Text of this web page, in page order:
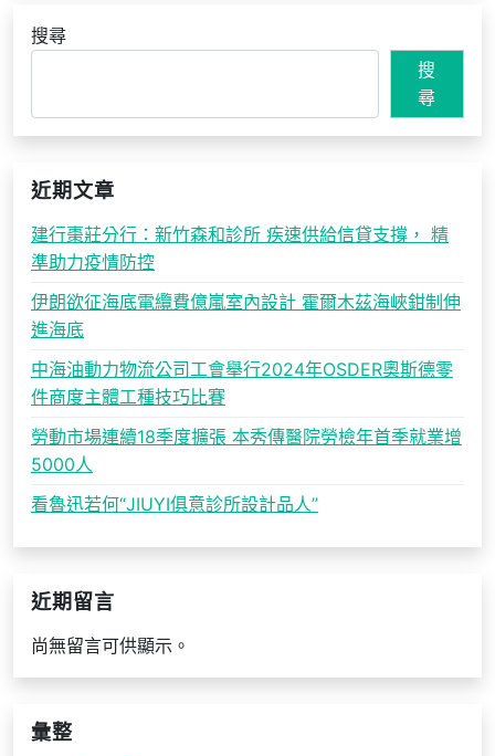
搜尋
搜
尋
近期文章
建行棗莊分行：新竹森和診所 疾速供給信貸支撐， 精
準助力疫情防控
伊朗欲征海底電纜費億嵐室內設計 霍爾木茲海峽鉗制伸
進海底
中海油動力物流公司工會舉行2024年OSDER奧斯德零
件商度主體工種技巧比賽
勞動市場連續18季度擴張 本秀傳醫院勞檢年首季就業增
5000人
看魯迅若何“JIUYI俱意診所設計品人”
近期留言
尚無留言可供顯示。
彙整